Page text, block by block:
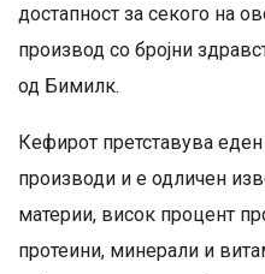
достапност за секого на
производ со бројни
од Бимилк.
Кефирот претставува
производи и е одличен
материи, висок процент
протеини, минерали и